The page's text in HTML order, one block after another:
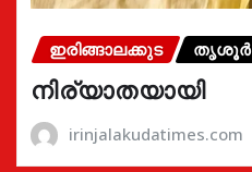
ഇരിങ്ങാലക്കുട തൃശൂർ
നിര്യാതയായി
irinjalakudatimes.com